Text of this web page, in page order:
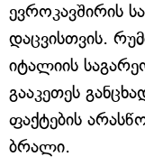
ევროკავშირის
დაცვისთვის.
იტალიის
გააკეთეს
ფაქტების
ბრალი.